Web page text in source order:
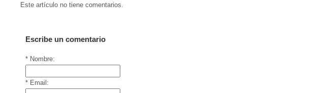
Este artículo no tiene comentarios.
Escribe un comentario
* Nombre:
* Email: